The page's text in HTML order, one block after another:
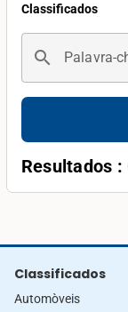
Classificados
search Palavra-
Resultados :
Classificados
Automòveis